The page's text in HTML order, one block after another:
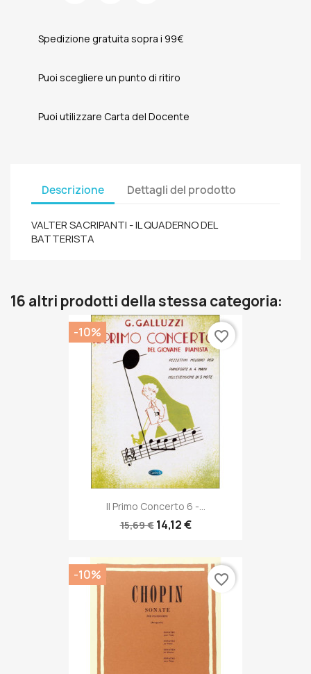
Spedizione gratuita sopra i 99€
Puoi scegliere un punto di ritiro
Puoi utilizzare Carta del Docente
Descrizione Dettagli del prodotto
VALTER SACRIPANTI - IL QUADERNO DEL
BATTERISTA
16 altri prodotti della stessa categoria:
Il Primo Concerto 6 -...
15,69 € 14,12 €
-10% favorite_border
-10% favorite_border